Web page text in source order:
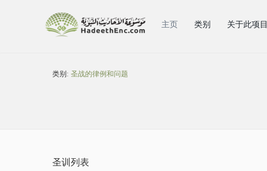
主页 类别 关于此项目
类别:圣战的律例和问题
圣训列表